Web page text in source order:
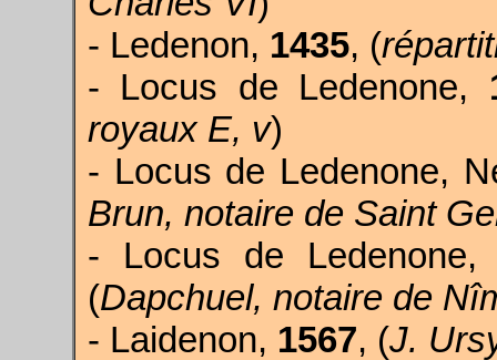
- Ledenon, 1435, (
- Locus de Ledenone,
royaux E, v)
- Locus de Ledenone,
Brun, notaire de Saint
- Locus de
(Dapchuel, notaire de
- Laidenon, 1567, (J.